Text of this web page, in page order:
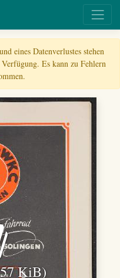
eines Datenverlustes stehen
Es kann zu Fehlern
KiB)